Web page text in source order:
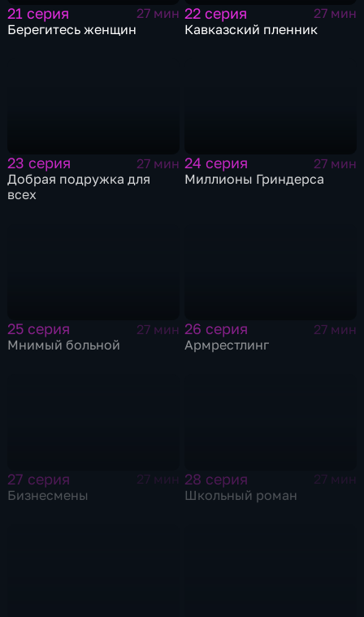
21 серия
27 мин
Берегитесь женщин
22 серия
27 мин
Кавказский пленник
23 серия
27 мин
Добрая подружка для
всех
24 серия
27 мин
Миллионы Гриндерса
25 серия
27 мин
Мнимый больной
26 серия
27 мин
Армрестлинг
27 серия
27 мин
Бизнесмены
28 серия
27 мин
Школьный роман